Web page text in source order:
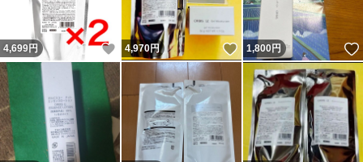
4,699円 いいね！
4,970円 いいね！
1,800円